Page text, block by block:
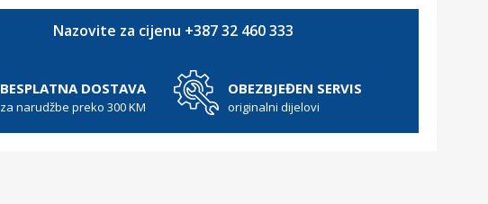
Nazovite za cijenu +387 32 460 333
BESPLATNA DOSTAVA
za narudžbe preko 300 KM
OBEZBJEĐEN SERVIS
originalni dijelovi